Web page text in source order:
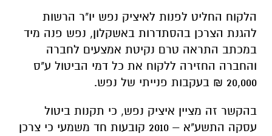
הלקוח החליט לפנות לאיציק נפש יו"ר הרשות
להגנת הצרכן בהסתדרות באשקלון, נפש פנה מיד
במכתב התראה טרם נקיטת אמצעים לחברה
והחברה החזירה ללקוח את כל דמי הביטול ע"ס
20,000 ₪ בעקבות פנייתי של נפש.
בהקשר זה מציין איציק נפש, כי תקנות ביטול
עסקה התשע"א – 2010 קובעות חד משמעי כי צרכן